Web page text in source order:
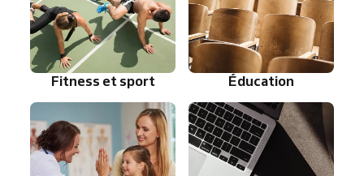
Fitness et sport Éducation